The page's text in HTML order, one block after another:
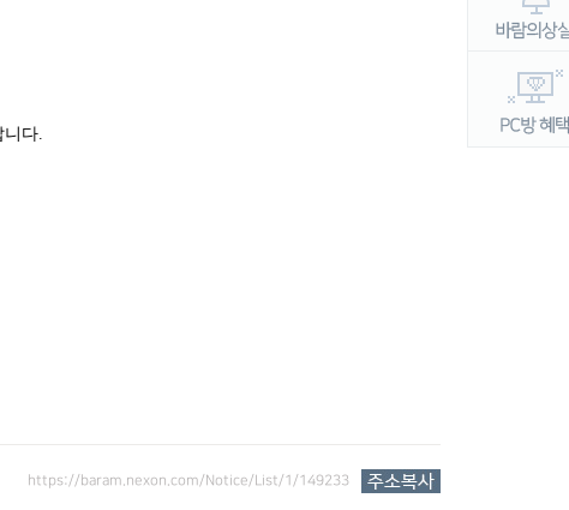
니다.
https://baram.nexon.com/Notice/List/1/149233